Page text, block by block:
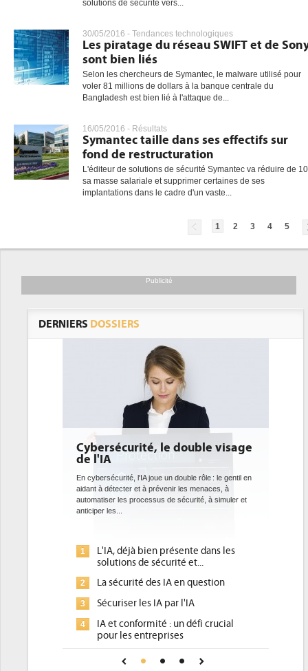
solutions de sécurité vers...
30/05/2016 - Tendances technologiques
Les piratage du réseau SWIFT et de
sont bien liés
Selon les chercheurs de Symantec, le malware utilisé pour
voler 81 millions de dollars à la banque centrale du
Bangladesh est bien lié à l'attaque de...
16/05/2016 - Résultats
Symantec taille dans ses effectifs sur
fond de restructuration
L'éditeur de solutions de sécurité Symantec va réduire de
sa masse salariale et supprimer certaines de ses
implantations dans le cadre d'un vaste...
1 2 3 4 5
Publicité
DERNIERS DOSSIERS
le double visage
joue un double rôle : le gentil en
prévenir les menaces, à
de sécurité, à simuler et
présente dans les
des IA en question
: un défi crucial
DEE: l'efficacité énergétique
bientôt une obligation pour
datacenters
Des datacenters plus durables et plus efficaces,
ce que recherchent les pouvoirs publics
1
Qu'est-ce que la DEE (directive
d'efficacité énergétique) ?
2
DEE, une pression administrative
place pour répondre à...
Phocea DC dans les cordes pour
DEE